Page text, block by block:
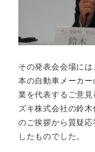
その発表会会場に
本の自動車メーカ
業を代表するご意
ズキ株式会社の鈴
のご挨拶から質疑
したものでした。